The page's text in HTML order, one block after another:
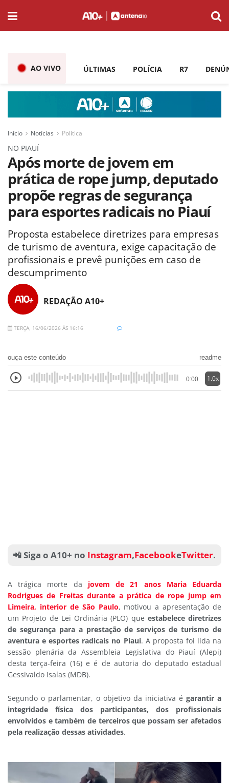
AO VIVO ÚLTIMAS POLÍCIA R7
Início Notícias Política
NO PIAUÍ
Após morte de jovem em
prática de rope jump, deputado
propõe regras de segurança
para esportes radicais no Piauí
Proposta estabelece diretrizes para empresas
de turismo de aventura, exige capacitação de
profissionais e prevê punições em caso de
descumprimento
REDAÇÃO A10+
TERÇA, 16/06/2026 ÀS 16:16
ouça este conteúdo readme
0:00 1.0x
📲 Siga o A10+ no Instagram,FacebookeTwitter.
A trágica morte da jovem de 21 anos Maria Eduarda
Rodrigues de Freitas durante a prática de rope jump em
Limeira, interior de São Paulo, motivou a apresentação de
um Projeto de Lei Ordinária (PLO) que estabelece diretrizes
de segurança para a prestação de serviços de turismo de
aventura e esportes radicais no Piauí. A proposta foi lida na
sessão plenária da Assembleia Legislativa do Piauí (Alepi)
desta terça-feira (16) e é de autoria do deputado estadual
Gessivaldo Isaías (MDB).
Segundo o parlamentar, o objetivo da iniciativa é garantir a
integridade física dos participantes, dos profissionais
envolvidos e também de terceiros que possam ser afetados
pela realização dessas atividades.